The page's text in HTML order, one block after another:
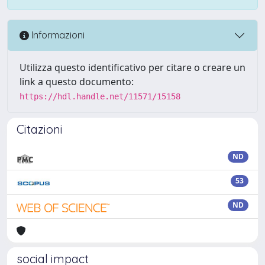
Informazioni
Utilizza questo identificativo per citare o creare un
link a questo documento:
https://hdl.handle.net/11571/15158
Citazioni
ND
53
ND
social impact